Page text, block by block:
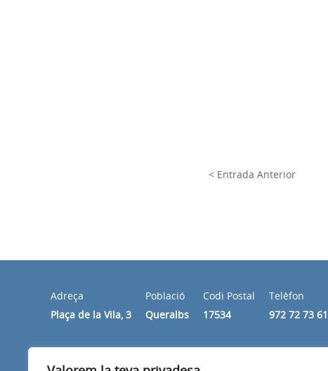
< Entrada Anterior
Adreça
Plaça de la Vila, 3
Població
Queralbs
Codi Postal
17534
Telèfon
972 72 73 61